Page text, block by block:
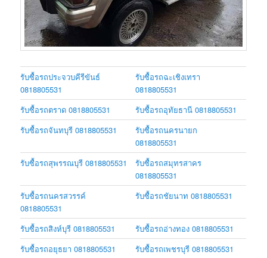
รับซื้อรถประจวบคีรีขันธ์
0818805531
รับซื้อรถฉะเชิงเทรา
0818805531
รับซื้อรถตราด 0818805531
รับซื้อรถอุทัยธานี 0818805531
รับซื้อรถจันทบุรี 0818805531
รับซื้อรถนครนายก
0818805531
รับซื้อรถสุพรรณบุรี 0818805531
รับซื้อรถสมุทรสาคร
0818805531
รับซื้อรถนครสวรรค์
0818805531
รับซื้อรถชัยนาท 0818805531
รับซื้อรถสิงห์บุรี 0818805531
รับซื้อรถอ่างทอง 0818805531
รับซื้อรถอยุธยา 0818805531
รับซื้อรถเพชรบุรี 0818805531